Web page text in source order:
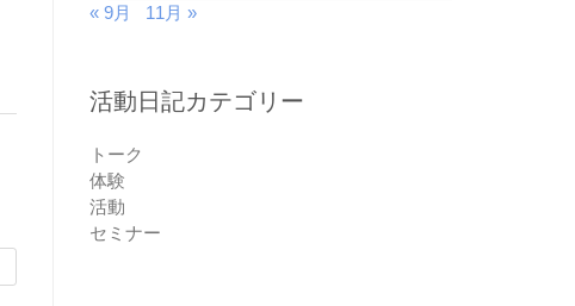
« 9月
11月 »
活動日記カテゴリー
トーク
体験
活動
セミナー